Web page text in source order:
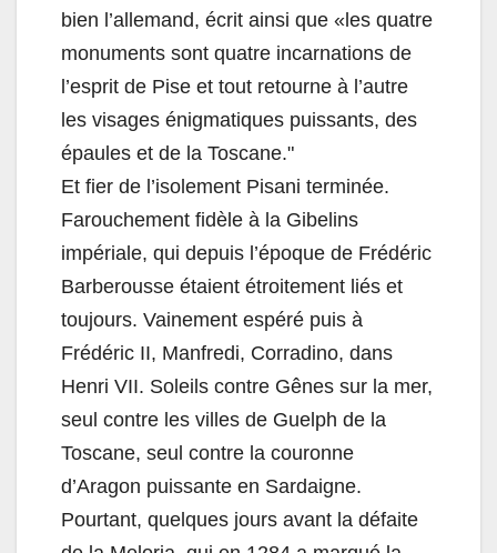
bien l’allemand, écrit ainsi que «les quatre
monuments sont quatre incarnations de
l’esprit de Pise et tout retourne à l’autre
les visages énigmatiques puissants, des
épaules et de la Toscane."
Et fier de l’isolement Pisani terminée.
Farouchement fidèle à la Gibelins
impériale, qui depuis l’époque de Frédéric
Barberousse étaient étroitement liés et
toujours. Vainement espéré puis à
Frédéric II, Manfredi, Corradino, dans
Henri VII. Soleils contre Gênes sur la mer,
seul contre les villes de Guelph de la
Toscane, seul contre la couronne
d’Aragon puissante en Sardaigne.
Pourtant, quelques jours avant la défaite